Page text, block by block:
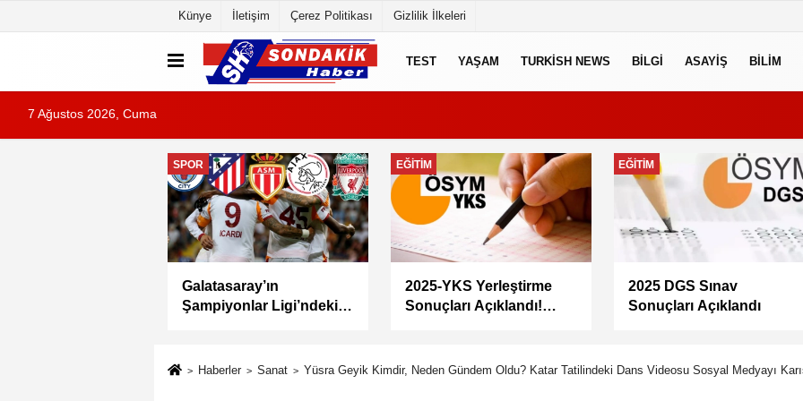
Künye İletişim Çerez Politikası Gizlilik İlkeleri
TEST YAŞAM TURKISH NEWS BILGI ASAYIŞ BILIM
7 Ağustos 2026, Cuma
EĞITIM
Yabancı öğrenciler için
Türkçe öğretiminde yeni
EKONOMI
Memur maaşları artacak
mı? Memur-Sen Başkanı
önerisi
GÜNCEL
Doğacan Taşpınar neden
öldü, kimdir, evli mi?
kaybetti
Haberler Sanat Yüsra Geyik Kimdir, Neden Gündem Oldu? Katar Tatilindeki Dans Videosu Sosyal Medyayı